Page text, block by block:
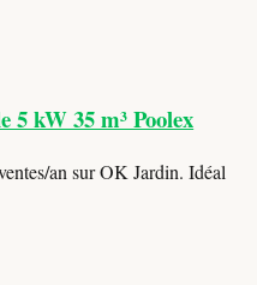
5 kW 35 m³ Poolex
an sur OK Jardin. Idéal